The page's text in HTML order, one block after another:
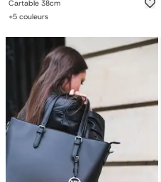
Cartable 38cm
+5 couleurs